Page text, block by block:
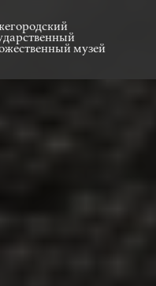
музей